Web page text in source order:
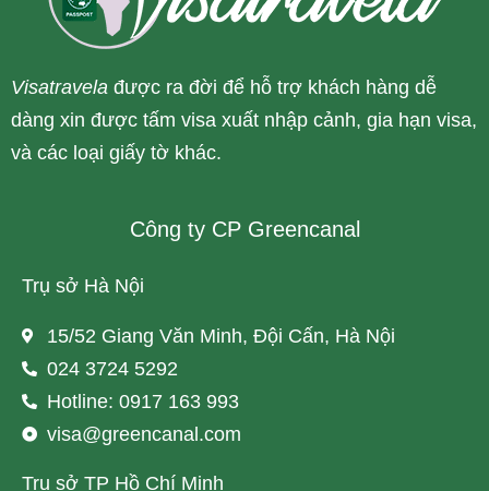
Visatravela được ra đời để hỗ trợ khách hàng dễ
dàng xin được tấm visa xuất nhập cảnh, gia hạn visa,
và các loại giấy tờ khác.
Công ty CP Greencanal
Trụ sở Hà Nội
15/52 Giang Văn Minh, Đội Cấn, Hà Nội
024 3724 5292
Hotline: 0917 163 993
visa@greencanal.com
Trụ sở TP Hồ Chí Minh